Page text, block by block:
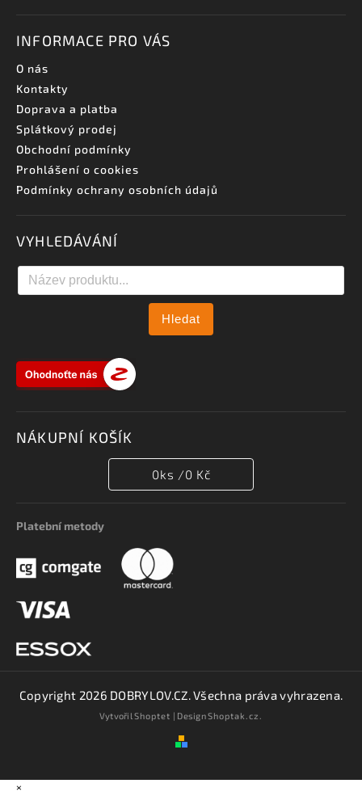
INFORMACE PRO VÁS
O nás
Kontakty
Doprava a platba
Splátkový prodej
Obchodní podmínky
Prohlášení o cookies
Podmínky ochrany osobních údajů
VYHLEDÁVÁNÍ
Hledat
NÁKUPNÍ KOŠÍK
0ks /0 Kč
Platební metody
Copyright 2026 DOBRYLOV.CZ. Všechna práva vyhrazena.
VytvořilShoptet | DesignShoptak.cz.
×